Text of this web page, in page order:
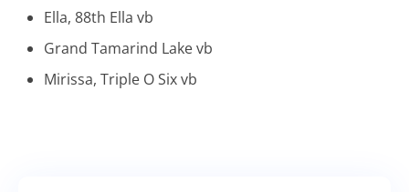
Ella, 88th Ella vb
Grand Tamarind Lake vb
Mirissa, Triple O Six vb